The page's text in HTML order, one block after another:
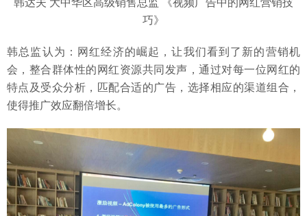
韩达夫 大中华区高级销售总监 《视频广告中的网红营销技
巧》
韩总监认为：网红经济的崛起，让我们看到了新的营销机
会，整合群体性的网红资源共同发声，通过对每一位网红的
特点及受众分析，匹配合适的广告，选择相应的渠道组合，
使得推广效应翻倍增长。